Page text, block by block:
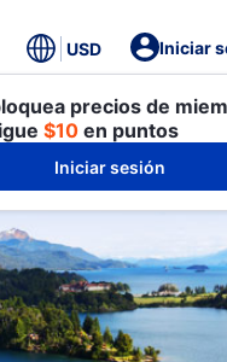
USD Iniciar
precios de
$10 en puntos
Iniciar sesión